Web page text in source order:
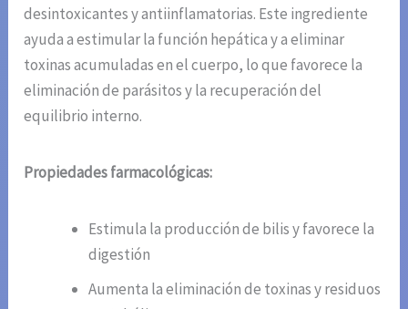
desintoxicantes y antiinflamatorias. Este ingrediente
ayuda a estimular la función hepática y a eliminar
toxinas acumuladas en el cuerpo, lo que favorece la
eliminación de parásitos y la recuperación del
equilibrio interno.
Propiedades farmacológicas:
Estimula la producción de bilis y favorece la
digestión
Aumenta la eliminación de toxinas y residuos